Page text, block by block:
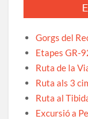
Gorgs del
Etapes GR-
Ruta de la
Ruta als 3
Ruta al
Excursió a